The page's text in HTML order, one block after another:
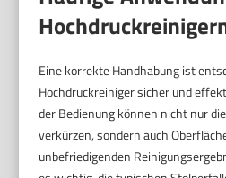
Eine korrekte Handhabung ist
Hochdruckreiniger sicher und
der Bedienung können nicht nur
verkürzen, sondern auch
unbefriedigenden